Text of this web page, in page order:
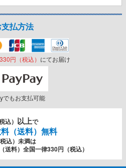
払方法
330円（税込） にてお届け
でもお支払可能
込） 以上で
（送料）無料
込）未満は
送料）全国一律330円（税込）